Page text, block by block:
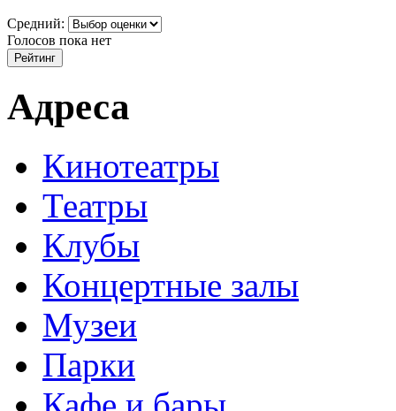
Средний:
Голосов пока нет
Адреса
Кинотеатры
Театры
Клубы
Концертные залы
Музеи
Парки